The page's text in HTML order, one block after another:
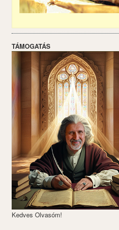
TÁMOGATÁS
Kedves Olvasóm!